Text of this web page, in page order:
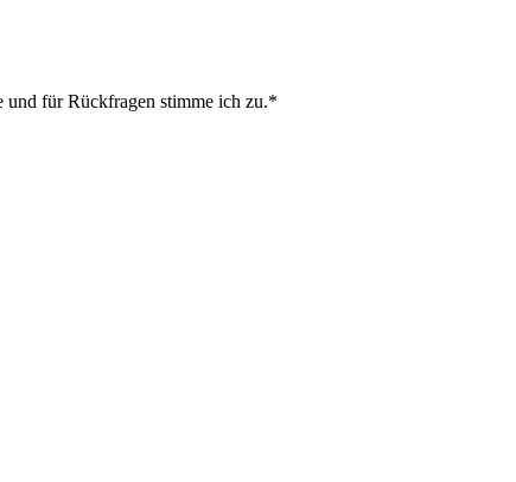
und für Rückfragen stimme ich zu.*